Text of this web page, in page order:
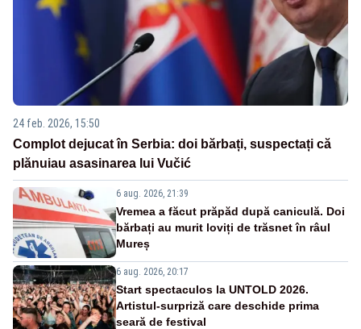
24 feb. 2026, 15:50
Complot dejucat în Serbia: doi bărbați, suspectați că
plănuiau asasinarea lui Vučić
6 aug. 2026, 21:39
Vremea a făcut prăpăd după caniculă. Doi
bărbați au murit loviți de trăsnet în râul
Mureș
6 aug. 2026, 20:17
Start spectaculos la UNTOLD 2026.
Artistul-surpriză care deschide prima
seară de festival